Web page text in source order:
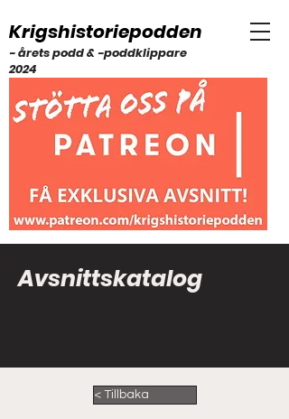
Krigshistoriepodden
- årets podd & -poddklippare
2024
Avsnittskatalog
< Tillbaka